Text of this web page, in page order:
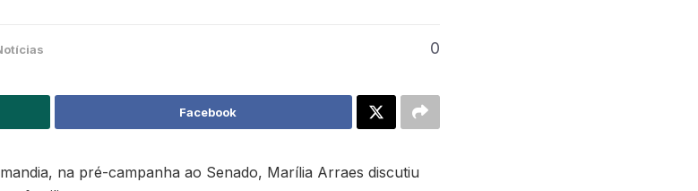
0
Facebook
na pré-campanha ao Senado, Marília Arraes discutiu